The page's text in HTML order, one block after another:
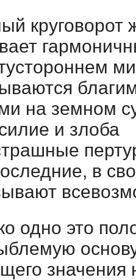
круговорот
на земном
и злоба
в
одно это
значения